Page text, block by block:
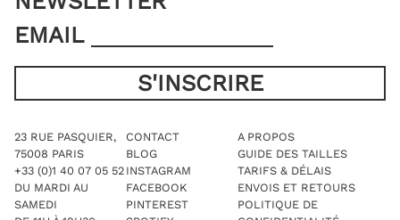
EMAIL
23 RUE PASQUIER,
75008 PARIS
+33 (0)1 40 07 05 52
DU MARDI AU
SAMEDI
CONTACT
BLOG
INSTAGRAM
FACEBOOK
PINTEREST
A PROPOS
GUIDE DES TAILLES
TARIFS & DÉLAIS
ENVOIS ET RETOURS
POLITIQUE DE